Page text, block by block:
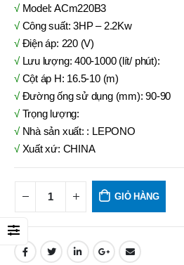
√Model: ACm220B3
√Công suất: 3HP – 2.2Kw
√Điện áp: 220 (V)
√Lưu lượng: 400-1000 (lít/ phút):
√Cột áp H: 16.5-10 (m)
√Đường ống sử dụng (mm): 90-90
√Trọng lượng:
√Nhà sản xuất: : LEPONO
√Xuất xứ: CHINA
GIỎ HÀNG